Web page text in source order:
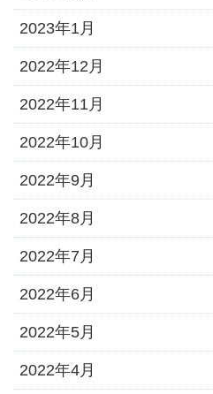
2023年1月
2022年12月
2022年11月
2022年10月
2022年9月
2022年8月
2022年7月
2022年6月
2022年5月
2022年4月